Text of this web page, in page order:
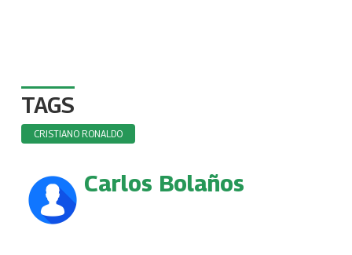
TAGS
CRISTIANO RONALDO
Carlos Bolaños